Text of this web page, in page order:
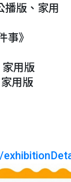
版、家用
事》
用版
用版